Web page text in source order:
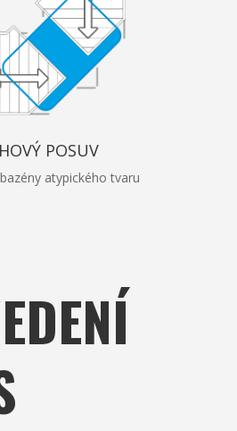
POSUV
atypického tvaru